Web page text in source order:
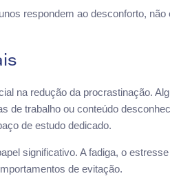
respondem ao desconforto,
na redução da procrastinação.
de trabalho ou conteúdo
de estudo dedicado.
significativo. A fadiga, o
de evitação.